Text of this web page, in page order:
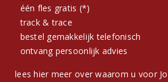
één fles gratis (*)
track & trace
bestel gemakkelijk telefonisch
ontvang persoonlijk advies
lees hier meer over waarom u voor